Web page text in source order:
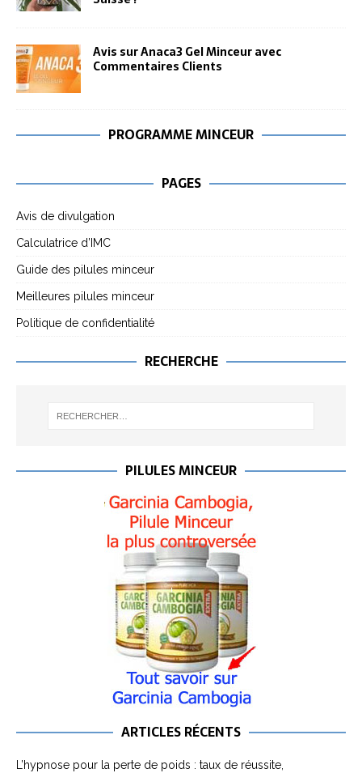
Avis sur Anaca3 Gel Minceur avec
Commentaires Clients
PROGRAMME MINCEUR
PAGES
Avis de divulgation
Calculatrice d’IMC
Guide des pilules minceur
Meilleures pilules minceur
Politique de confidentialité
RECHERCHE
PILULES MINCEUR
ARTICLES RÉCENTS
L’hypnose pour la perte de poids : taux de réussite,